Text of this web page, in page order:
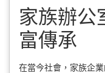
家族辦公
富傳承
在當今社會，家族企